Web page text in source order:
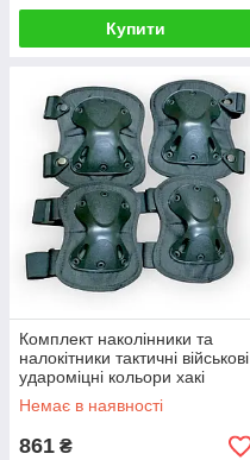
Купити
Комплект наколінники та
налокітники тактичні військові
удароміцні кольори хакі
штурмові
Немає в наявності
861 ₴